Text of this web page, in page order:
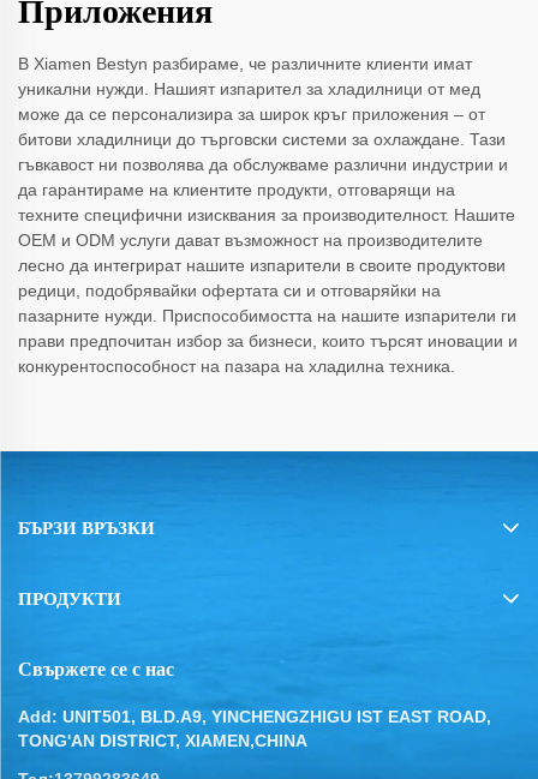
Приложения
В Xiamen Bestyn разбираме, че различните клиенти имат
уникални нужди. Нашият изпарител за хладилници от мед
може да се персонализира за широк кръг приложения – от
битови хладилници до търговски системи за охлаждане. Тази
гъвкавост ни позволява да обслужваме различни индустрии и
да гарантираме на клиентите продукти, отговарящи на
техните специфични изисквания за производителност. Нашите
OEM и ODM услуги дават възможност на производителите
лесно да интегрират нашите изпарители в своите продуктови
редици, подобрявайки офертата си и отговаряйки на
пазарните нужди. Приспособимостта на нашите изпарители ги
прави предпочитан избор за бизнеси, които търсят иновации и
конкурентоспособност на пазара на хладилна техника.
БЪРЗИ ВРЪЗКИ
ПРОДУКТИ
Свържете се с нас
Add: UNIT501, BLD.A9, YINCHENGZHIGU IST EAST ROAD,
TONG'AN DISTRICT, XIAMEN,CHINA